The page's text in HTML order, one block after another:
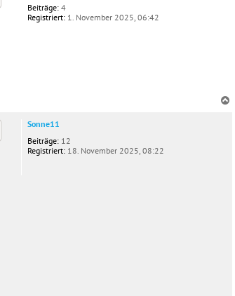
Beiträge: 4
Registriert: 1. November 2025, 06:42
Sonne11
Beiträge: 12
Registriert: 18. November 2025, 08:22